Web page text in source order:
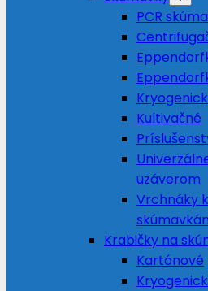
PCR
Kultivačné
uzáverom
Vrchnáky
Krabičky na
Kartónové